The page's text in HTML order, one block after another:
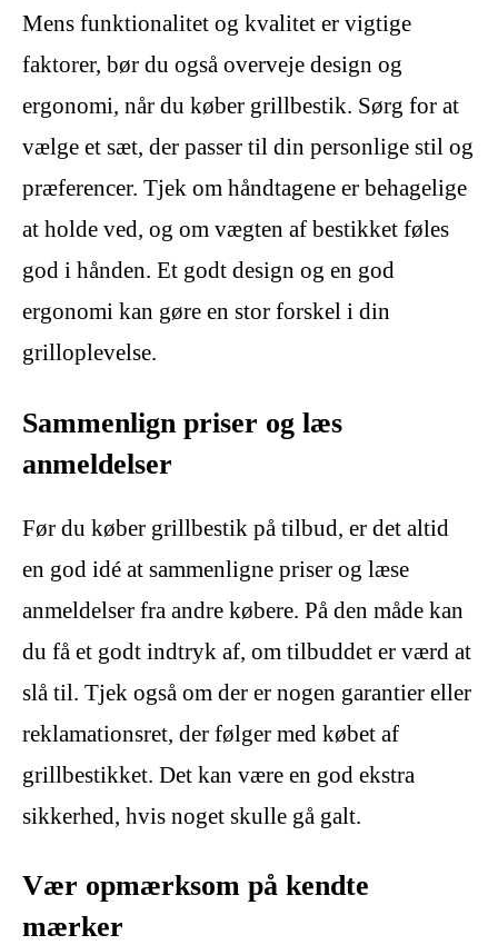
Mens funktionalitet og kvalitet er vigtige
faktorer, bør du også overveje design og
ergonomi, når du køber grillbestik. Sørg for at
vælge et sæt, der passer til din personlige stil og
præferencer. Tjek om håndtagene er behagelige
at holde ved, og om vægten af bestikket føles
god i hånden. Et godt design og en god
ergonomi kan gøre en stor forskel i din
grilloplevelse.
Sammenlign priser og læs
anmeldelser
Før du køber grillbestik på tilbud, er det altid
en god idé at sammenligne priser og læse
anmeldelser fra andre købere. På den måde kan
du få et godt indtryk af, om tilbuddet er værd at
slå til. Tjek også om der er nogen garantier eller
reklamationsret, der følger med købet af
grillbestikket. Det kan være en god ekstra
sikkerhed, hvis noget skulle gå galt.
Vær opmærksom på kendte
mærker